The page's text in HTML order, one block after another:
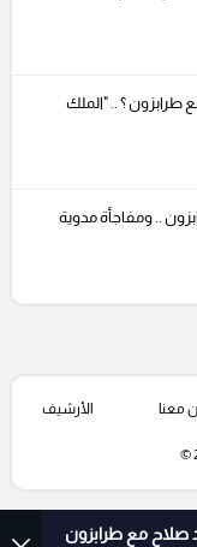
طرابزون ؟ .. "الملك
.. ومفاجأة مدوية
صلاح مع طرابزون
معنا الأرشيف